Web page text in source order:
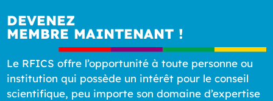
DEVENEZ
MEMBRE MAINTENANT !
Le RFICS offre l’opportunité à toute personne ou
institution qui possède un intérêt pour le conseil
scientifique, peu importe son domaine d’expertise